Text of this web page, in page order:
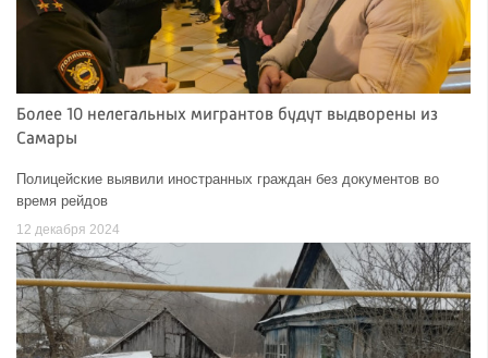
Более 10 нелегальных мигрантов будут выдворены из
Самары
Полицейские выявили иностранных граждан без документов во
время рейдов
12 декабря 2024